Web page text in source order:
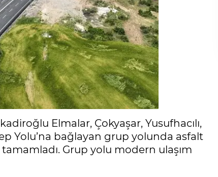
Elmalar, Çokyaşar, Yusufhacılı,
Yolu’na bağlayan grup yolunda asfalt
Grup yolu modern ulaşım